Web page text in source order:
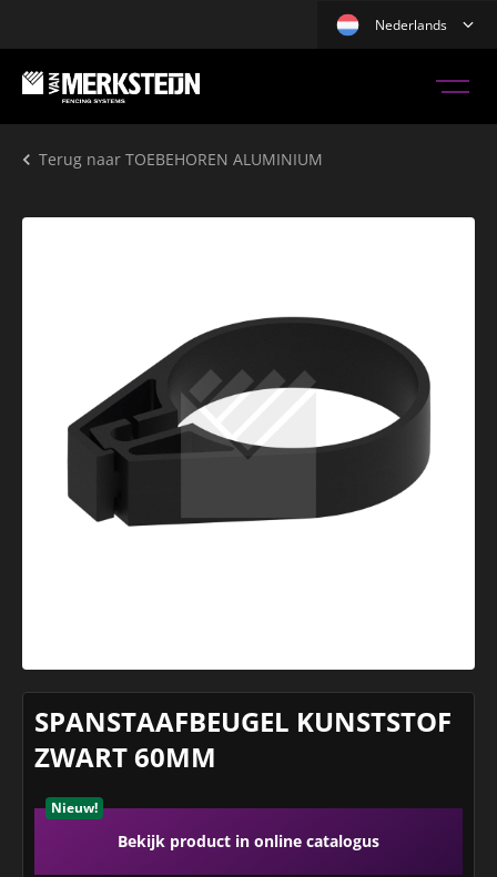
Nederlands
Terug naar TOEBEHOREN ALUMINIUM
SPANSTAAFBEUGEL KUNSTSTOF
ZWART 60MM
Bekijk product in online catalogus
Nieuw!